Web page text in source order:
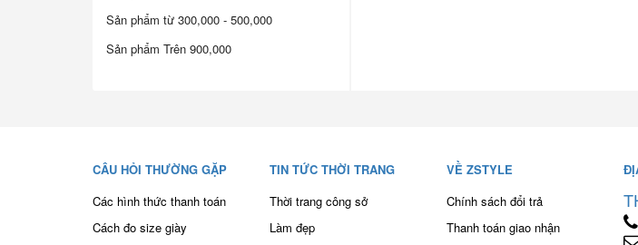
Sản phẩm từ 300,000 - 500,000
Sản phẩm Trên 900,000
CÂU HỎI THƯỜNG GẶP
Các hình thức thanh toán
Cách đo size giày
TIN TỨC THỜI TRANG
Thời trang công sở
Làm đẹp
VỀ ZSTYLE
Chính sách đổi trả
Thanh toán giao nhận